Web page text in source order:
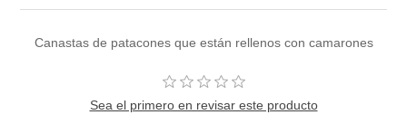
Canastas de patacones que están rellenos con camarones
Sea el primero en revisar este producto